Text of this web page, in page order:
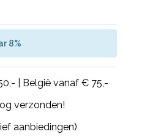
8%
| België vanaf € 75,-
verzonden!
aanbiedingen)